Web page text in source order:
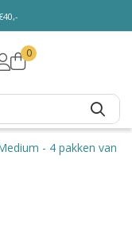
0
- 4 pakken van